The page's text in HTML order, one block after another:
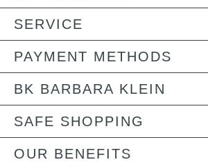
SERVICE
PAYMENT METHODS
OUR BENEFITS
BK BARBARA KLEIN
SAFE SHOPPING